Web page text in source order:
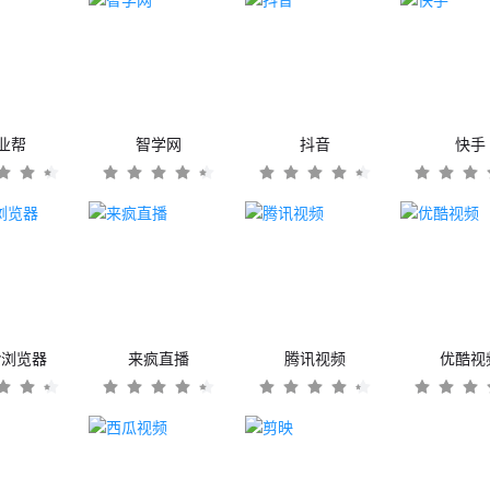
帮 智学网 抖音 快手
览器 来疯直播 腾讯视频 优酷视